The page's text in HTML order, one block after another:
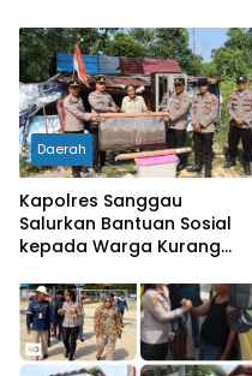
Putih
Daerah
Kapolres Sanggau
Salurkan Bantuan Sosial
kepada Warga Kurang
Wujud Nyata Kepedulian
Polri Hadir untuk
Masyarakat